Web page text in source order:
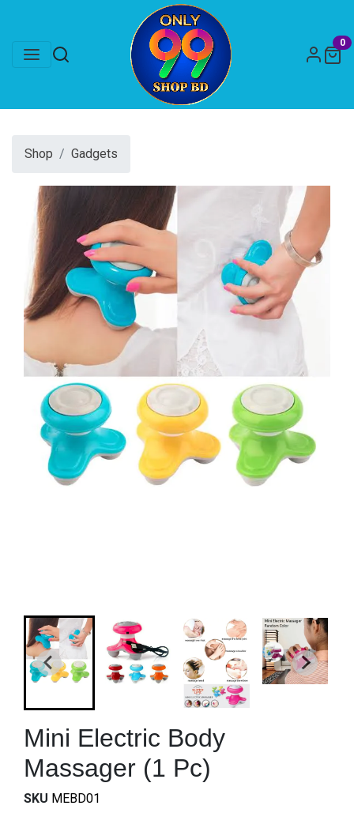
0
Shop Gadgets
Mini Electric Body
Massager (1 Pc)
SKU MEBD01